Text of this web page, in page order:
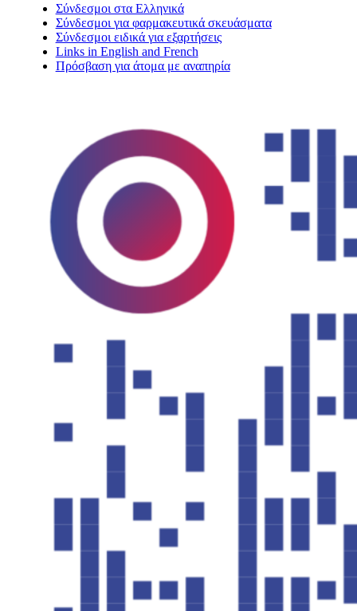
Σύνδεσμοι στα Ελληνικά
Σύνδεσμοι για φαρμακευτικά σκευάσματα
Σύνδεσμοι ειδικά για εξαρτήσεις
Links in English and French
Πρόσβαση για άτομα με αναπηρία